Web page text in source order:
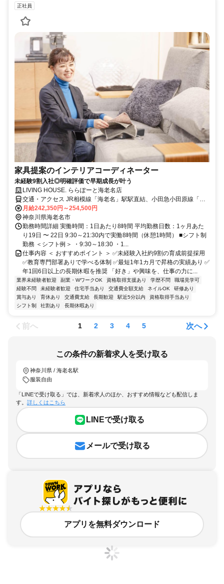
正社員
家具提案のインテリアコーディネーター
未経験9割入社◎明確評価で早期成長が叶う
LIVING HOUSE. ららぽーと海老名店
交通・アクセス JR相模線「海老名」駅駅直結、小田急小田原線「海
老名」駅、相模鉄道本線「海老名」駅から徒歩約4分
月給242,350円～254,500円
神奈川県海老名市
勤務時間詳細 実働時間：1日あたり8時間 平均勤務日数：1ヶ月あた
り19日 〜 22日 9:30～21:30内で実働8時間（休憩1時間） ■シフト制
勤務 ＜シフト例＞ ・9:30～18:30 ・1...
仕事内容 ＜ おすすめポイント ＞ ✅未経験入社約9割の育成前提採用
✅教育専門部署ありで学べる体制 ✅最短1年1カ月で昇格の実績あり ✅
年1回6日以上の長期休暇を推奨 「好き」や興味を、仕事の力に...
業界未経験者歓迎 副業・WワークOK 資格取得支援あり 学歴不問
職場見学可
経験不問
未経験者歓迎 住宅手当あり 交通費全額支給 ネイルOK
研修あり
賞与あり
育休あり 交通費支給 長期歓迎 駅近5分以内
資格取得手当あり
シフト制
社割あり 長期休暇あり
前へ 1 2 3 4 5 次へ
この条件の新着求人を受け取る
神奈川県 / 海老名駅
服装自由
「LINEで受け取る」では、新着求人のほか、おすすめ情報なども配信しま
す。 詳しくはこちら
LINEで受け取る
メールで受け取る
アプリを無料ダウンロード